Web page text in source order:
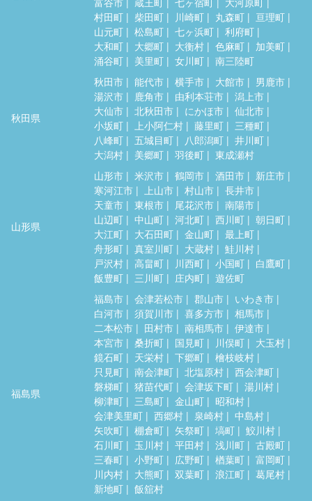
村田町
柴田町 川崎町 丸森町
亘理町
山元町
松島町 七ヶ浜町
利府町
大和町
大郷町 大衡村 色麻町
加美町
涌谷町
美里町 女川町 南三陸町
秋田県
秋田市 能代市 横手市 大館市
男鹿市
湯沢市
鹿角市 由利本荘市
潟上市
大仙市
北秋田市 にかほ市
仙北市
小坂町
上小阿仁村 藤里町
三種町
八峰町
五城目町 八郎潟町
井川町
大潟村
美郷町 羽後町 東成瀬村
山形県
山形市 米沢市 鶴岡市 酒田市
新庄市
寒河江市
上山市 村山市
長井市
天童市
東根市 尾花沢市
南陽市
山辺町
中山町 河北町 西川町
朝日町
大江町
大石田町 金山町
最上町
舟形町
真室川町 大蔵村
鮭川村
戸沢村
高畠町 川西町 小国町
白鷹町
飯豊町
三川町 庄内町 遊佐町
福島県
福島市 会津若松市 郡山市
いわき市
白河市
須賀川市 喜多方市
相馬市
二本松市
田村市 南相馬市
伊達市
本宮市
桑折町 国見町 川俣町
大玉村
鏡石町
天栄村 下郷町
檜枝岐村
只見町
南会津町 北塩原村
西会津町
磐梯町
猪苗代町 会津坂下町
湯川村
柳津町
三島町 金山町
昭和村
会津美里町
西郷村 泉崎村
中島村
矢吹町
棚倉町 矢祭町 塙町
鮫川村
石川町
玉川村 平田村 浅川町
古殿町
三春町
小野町 広野町 楢葉町
富岡町
川内村
大熊町 双葉町 浪江町
葛尾村
新地町
飯舘村